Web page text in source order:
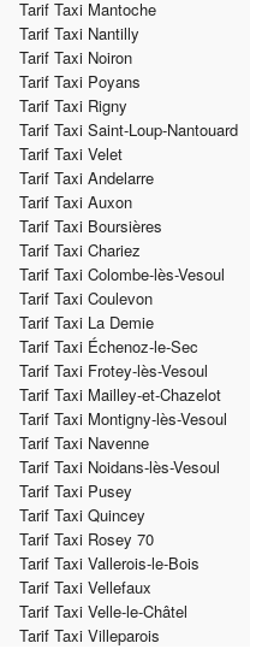
Tarif Taxi Mantoche
Tarif Taxi Nantilly
Tarif Taxi Noiron
Tarif Taxi Poyans
Tarif Taxi Rigny
Tarif Taxi Saint-Loup-Nantouard
Tarif Taxi Velet
Tarif Taxi Andelarre
Tarif Taxi Auxon
Tarif Taxi Boursières
Tarif Taxi Chariez
Tarif Taxi Colombe-lès-Vesoul
Tarif Taxi Coulevon
Tarif Taxi La Demie
Tarif Taxi Échenoz-le-Sec
Tarif Taxi Frotey-lès-Vesoul
Tarif Taxi Mailley-et-Chazelot
Tarif Taxi Montigny-lès-Vesoul
Tarif Taxi Navenne
Tarif Taxi Noidans-lès-Vesoul
Tarif Taxi Pusey
Tarif Taxi Quincey
Tarif Taxi Rosey 70
Tarif Taxi Vallerois-le-Bois
Tarif Taxi Vellefaux
Tarif Taxi Velle-le-Châtel
Tarif Taxi Villeparois